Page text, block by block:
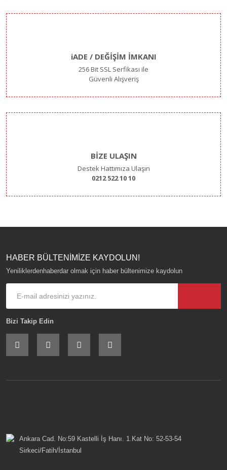
iADE / DEĞİŞİM İMKANI
256 Bit SSL Serfikası ile
Güvenli Alışveriş
BİZE ULAŞIN
Destek Hattımıza Ulaşın
0212 522 10 10
HABER BÜLTENİMİZE KAYDOLUN!
Yeniliklerdenhaberdar olmak için haber bültenimize kaydolun
Bizi Takip Edin
Ankara Cad. No:59 Kastelli İş Hanı. 1.Kat No: 52-53-54
Sirkeci/Fatih/İstanbul